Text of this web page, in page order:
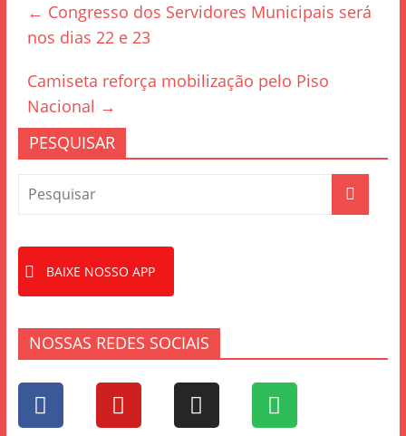
b
o
o
k
← Congresso dos Servidores Municipais será
nos dias 22 e 23
Camiseta reforça mobilização pelo Piso
Nacional →
PESQUISAR
BAIXE NOSSO APP
NOSSAS REDES SOCIAIS